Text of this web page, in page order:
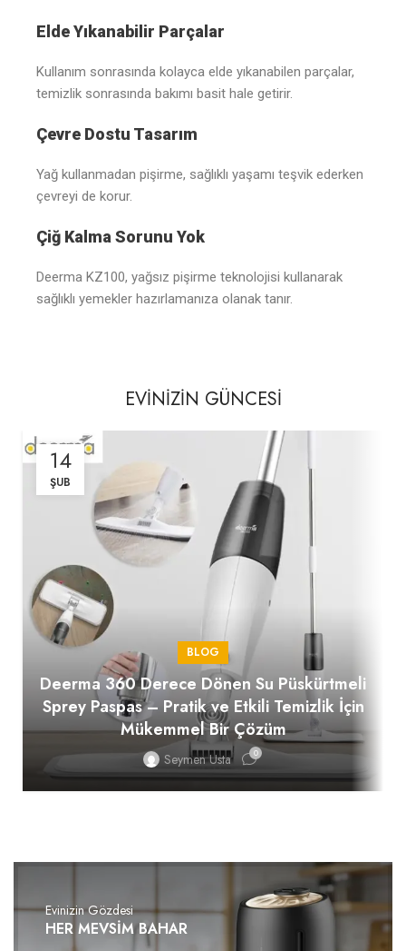
Elde Yıkanabilir Parçalar
Kullanım sonrasında kolayca elde yıkanabilen parçalar,
temizlik sonrasında bakımı basit hale getirir.
Çevre Dostu Tasarım
Yağ kullanmadan pişirme, sağlıklı yaşamı teşvik ederken
çevreyi de korur.
Çiğ Kalma Sorunu Yok
Deerma KZ100, yağsız pişirme teknolojisi kullanarak
sağlıklı yemekler hazırlamanıza olanak tanır.
EVİNİZİN GÜNCESİ
14
ŞUB
BLOG
Deerma 360 Derece Dönen Su Püskürtmeli
Sprey Paspas – Pratik ve Etkili Temizlik İçin
Mükemmel Bir Çözüm
Seymen Usta 0
Evinizin Gözdesi
HER MEVSİM BAHAR